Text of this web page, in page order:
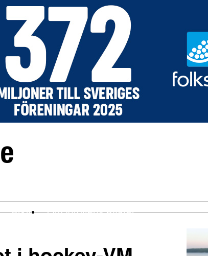
Arkiv Om Idrottens Affärer